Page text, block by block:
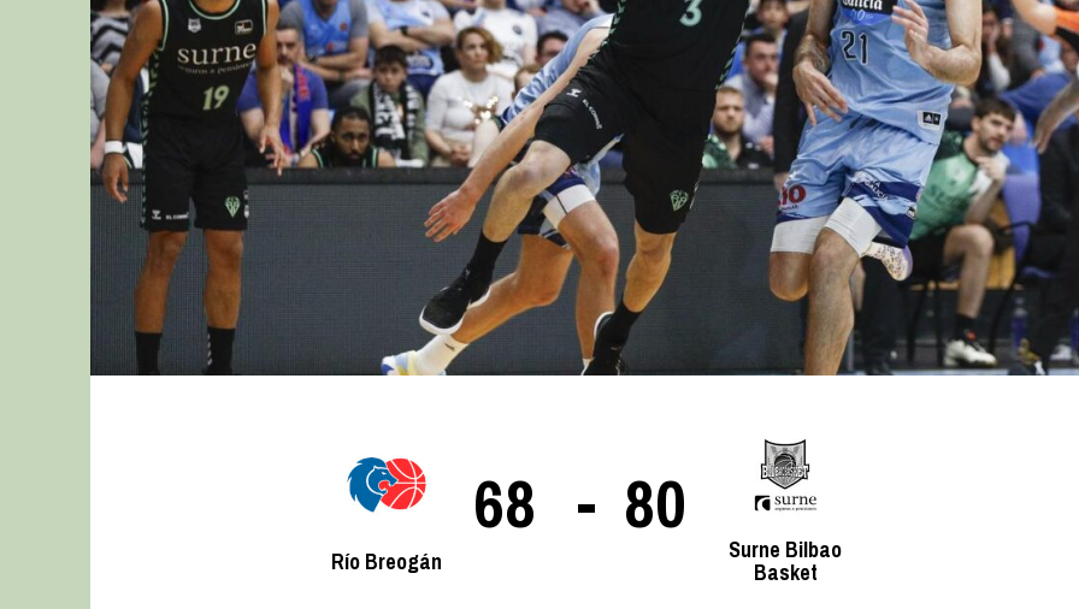
Río Breogán
68 - 80
Surne Bilbao
Basket
La entrevista bTactic
La entrevista bTactic
que el próximo 20 de mayo celebramos nuestro
cuarto cumpleaños. Y todo crecimiento conlleva
sus cambios. Cambio que...
Leer más